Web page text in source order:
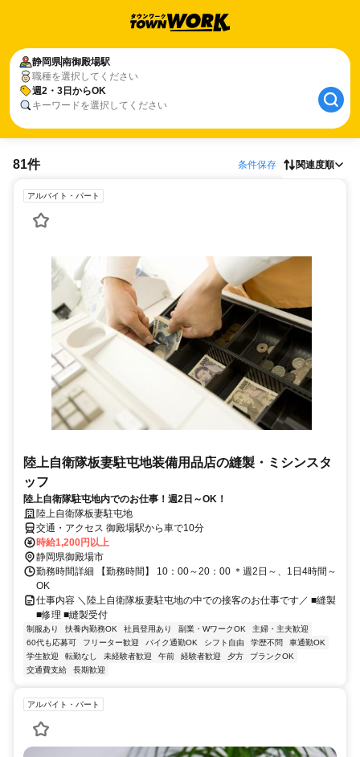
静岡県南御殿場駅
職種を選択してください
週2・3日からOK
キーワードを選択してください
81件 条件保存 関連度順
アルバイト・パート
陸上自衛隊板妻駐屯地装備用品店の縫製・ミシンスタ
ッフ
陸上自衛隊駐屯地内でのお仕事！週2日～OK！
陸上自衛隊板妻駐屯地
交通・アクセス 御殿場駅から車で10分
時給1,200円以上
静岡県御殿場市
勤務時間詳細 【勤務時間】 10：00～20：00 ＊週2日～、1日4時間～
OK
仕事内容 ＼陸上自衛隊板妻駐屯地の中での接客のお仕事です／ ■縫製
■修理 ■縫製受付
制服あり 扶養内勤務OK 社員登用あり 副業・WワークOK
主婦・主夫歓迎
60代も応募可
フリーター歓迎 バイク通勤OK シフト自由 学歴不問
車通勤OK
学生歓迎
転勤なし 未経験者歓迎 午前 経験者歓迎 夕方
ブランクOK
交通費支給
長期歓迎
アルバイト・パート